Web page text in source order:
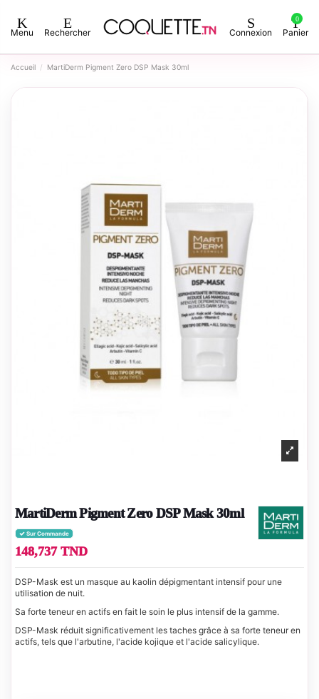
Menu Rechercher Connexion
0
Panier
Accueil MartiDerm Pigment Zero DSP Mask 30ml
MartiDerm Pigment Zero DSP Mask 30ml
Sur Commande
148,737 TND
DSP-Mask est un masque au kaolin dépigmentant intensif pour une
utilisation de nuit.
Sa forte teneur en actifs en fait le soin le plus intensif de la gamme.
DSP-Mask réduit significativement les taches grâce à sa forte teneur en
actifs, tels que l'arbutine, l'acide kojique et l'acide salicylique.